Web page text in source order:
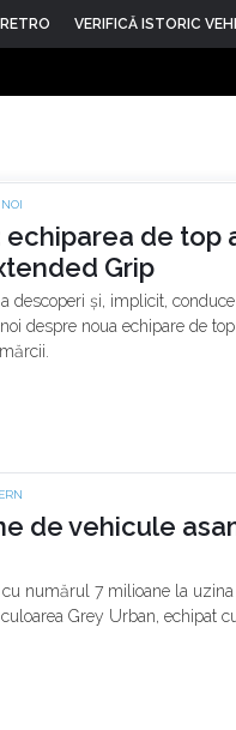
RETRO VERIFICĂ ISTORIC
echiparea de
Grip
descoperi și, implicit,
despre noua echipare de
de vehicule
numărul 7 milioane la
Grey Urban, echipat